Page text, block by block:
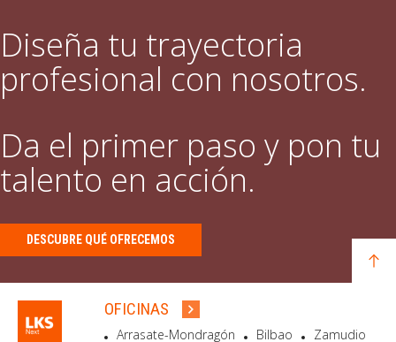
Diseña tu trayectoria
profesional con nosotros.
Da el primer paso y pon tu
talento en acción.
DESCUBRE QUÉ OFRECEMOS
OFICINAS
Arrasate-Mondragón Bilbao Zamudio